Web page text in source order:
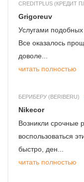
CREDITPLUS (КРЕДИТ
Grigoreuv
Услугами
Все оказалось
доволе...
читать полностью
БЕРИБЕРУ (BERIBERU)
Nikecor
Возникли срочные
воспользоваться
быстро, ден...
читать полностью